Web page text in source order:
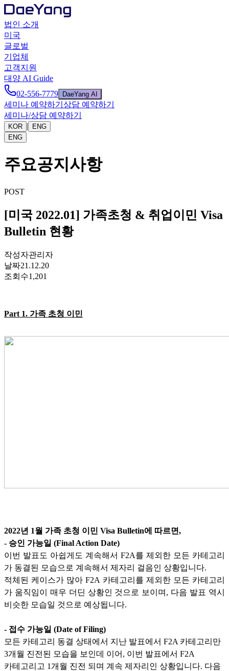
법인 소개
미국
글로벌
기업체
고객지원
대양 AI Guide
02-556-7779
DaeYang AI
세미나 예약하기 상담 예약하기
세미나/상담 예약하기
KOR |
ENG
ENG
주요공지사항
POST
[미국 2022.01] 가족초청 & 취업이민 Visa
Bulletin 현황
작성자관리자
날짜21.12.20
조회수1,201
Part 1. 가족 초청 이민
2022년 1월 가족 초청 이민 Visa Bulletin에 따르면,
- 승인 가능일 (Final Action Date)
이번 발표도 아쉽게도 계속해서 F2A를 제외한 모든 카테고리
가 동결된 모습으로 계속해서 제자리 걸음인 상황입니다.
적체된 케이스가 많아F2A 카테고리를 제외한 모든 카테고리
가 움직임이 매우 더딘 상황인 것으로 보이며 , 다음 발표 역시
비슷한 모습일 것으로 예상됩니다.
- 접수 가능일 (Date of Filing)
모든 카테고리 동결 상태에서 지난 발표에서 F2A 카테고리만
3개월 진전된 모습을 보인데 이어 , 이번 발표에서 F2A
카테고리고 1개월 진전 되며 계속 제자리인 상황입니다. 다음